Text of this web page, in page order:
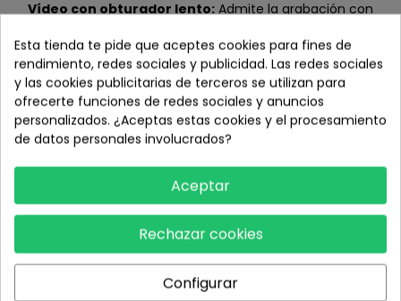
Vídeo con obturador lento:Admite la grabación con
manualmente la velocidad de obturación para crear
desenfoque de movimiento, capturando estelas de
movimiento y el paso del tiempo para una experiencia
visual única.
SpinShot:El estabilizador gira 180° para tomas fluidas
con una sola mano.
posiciones para vídeos Motionlapse dinámicos. Desde las
luces de la ciudad hasta las nubes a la deriva, condensa
horas en segundos impresionantes con un solo toque.
Orientación automática horizontal/vertical:
de rotación automática se ajusta de forma inteligente
encuadre tanto para vídeos cortos como largos.
Esta tienda te pide que aceptes cookies para fines de
rendimiento, redes sociales y publicidad. Las redes sociales
y las cookies publicitarias de terceros se utilizan para
ofrecerte funciones de redes sociales y anuncios
personalizados. ¿Aceptas estas cookies y el procesamiento
de datos personales involucrados?
Aceptar
Rechazar cookies
Configurar